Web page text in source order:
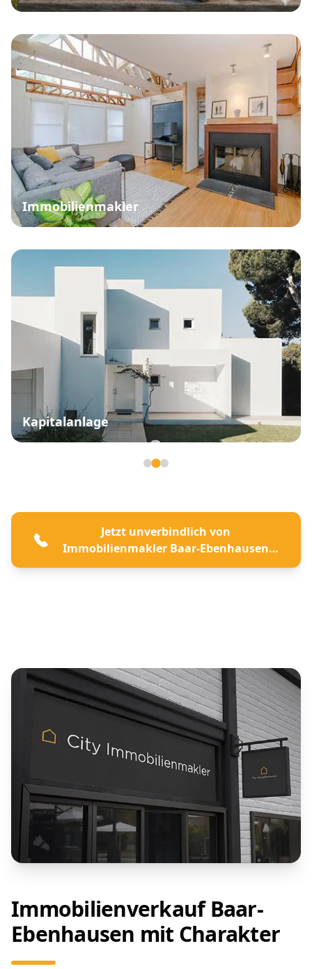
Immobilienmakler
Kapitalanlage
Jetzt unverbindlich von
Immobilienmakler Baar-Ebenhausen
beraten lassen
Immobilienverkauf Baar-
Ebenhausen mit Charakter